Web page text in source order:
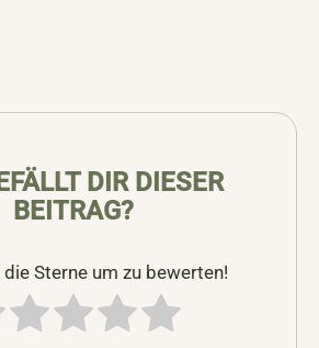
DIR DIESER
BEITRAG?
Sterne um zu bewerten!